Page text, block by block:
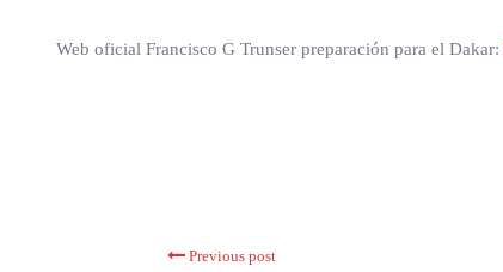
Web oficial Francisco G Trunser preparación para el Dakar:
Previous post